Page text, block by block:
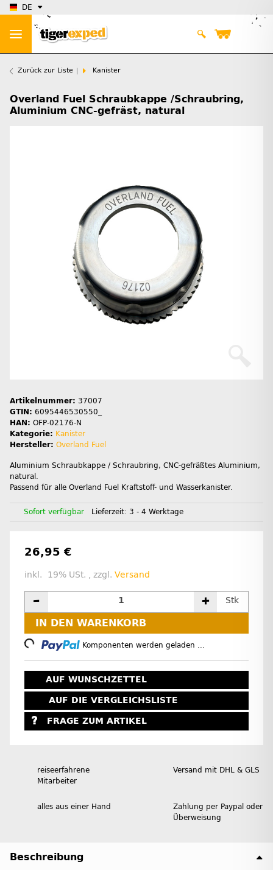
DE
Zurück zur Liste Kanister
Overland Fuel Schraubkappe /Schraubring,
Aluminium CNC-gefräst, natural
Artikelnummer: 37007
GTIN: 6095446530550_
HAN: OFP-02176-N
Kategorie: Kanister
Hersteller: Overland Fuel
Aluminium Schraubkappe / Schraubring, CNC-gefräßtes Aluminium,
natural.
Passend für alle Overland Fuel Kraftstoff- und Wasserkanister.
Sofort verfügbar Lieferzeit: 3 - 4 Werktage
26,95 €
inkl. 19% USt. , zzgl. Versand
Stk
IN DEN WARENKORB
Komponenten werden geladen ...
AUF WUNSCHZETTEL
AUF DIE VERGLEICHSLISTE
FRAGE ZUM ARTIKEL
reiseerfahrene
Mitarbeiter
Versand mit DHL & GLS
alles aus einer Hand
Zahlung per Paypal oder
Überweisung
Beschreibung